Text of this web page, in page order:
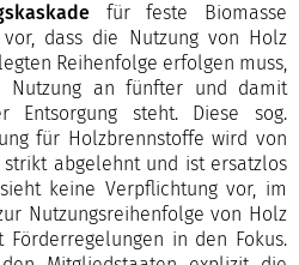
für feste Biomasse
dass die Nutzung von Holz
Reihenfolge erfolgen muss,
Nutzung an fünfter und damit
steht. Diese sog.
für Holzbrennstoffe wird von
abgelehnt und ist ersatzlos
keine Verpflichtung vor, im
Nutzungsreihenfolge von Holz
in den Fokus.